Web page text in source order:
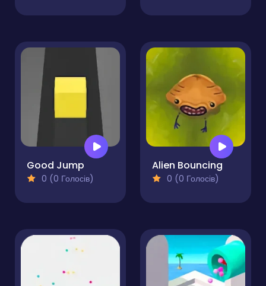
Good Jump
0 (0 Голосів)
Alien Bouncing
0 (0 Голосів)